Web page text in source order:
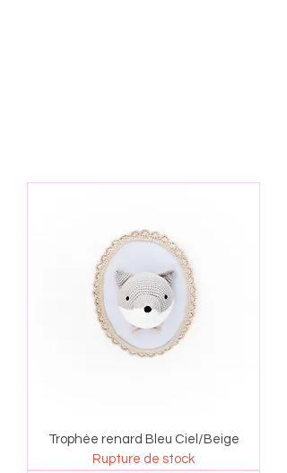
Trophée renard Bleu Ciel/Beige
Rupture de stock